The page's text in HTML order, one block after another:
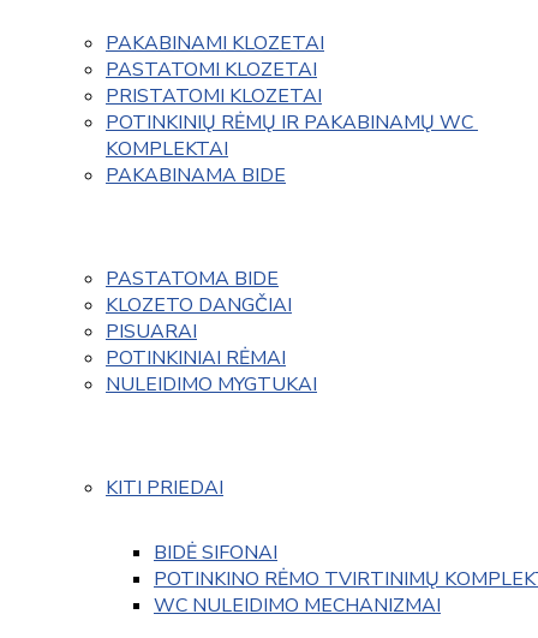
PAKABINAMI KLOZETAI
PASTATOMI KLOZETAI
PRISTATOMI KLOZETAI
POTINKINIŲ RĖMŲ IR PAKABINAMŲ WC
KOMPLEKTAI
PAKABINAMA BIDE
PASTATOMA BIDE
KLOZETO DANGČIAI
PISUARAI
POTINKINIAI RĖMAI
NULEIDIMO MYGTUKAI
KITI PRIEDAI
BIDĖ SIFONAI
POTINKINO RĖMO TVIRTINIMŲ
WC NULEIDIMO MECHANIZMAI